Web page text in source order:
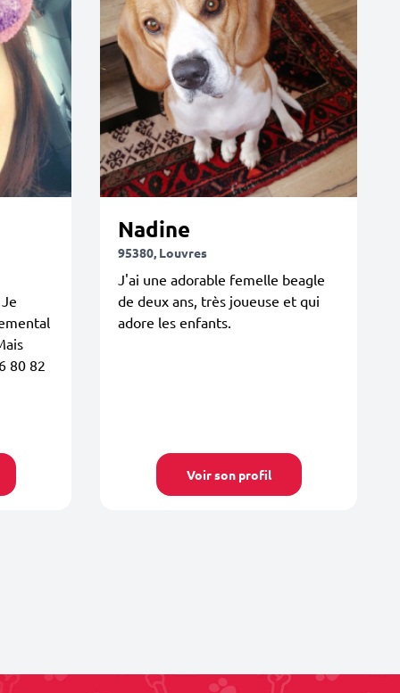
80 82
Nadine
95380, Louvres
J'ai une adorable femelle beagle
de deux ans, très joueuse et qui
adore les enfants.
Voir son profil